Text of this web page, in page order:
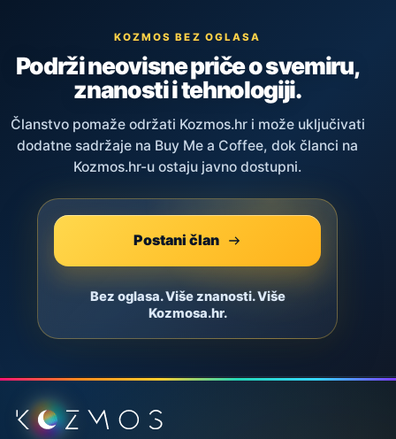
KOZMOS BEZ OGLASA
Podrži neovisne priče o svemiru,
znanosti i tehnologiji.
Članstvo pomaže održati Kozmos.hr i može uključivati
dodatne sadržaje na Buy Me a Coffee, dok članci na
Kozmos.hr-u ostaju javno dostupni.
Postani član
Bez oglasa. Više znanosti. Više
Kozmosa.hr.
Podnožje stranice